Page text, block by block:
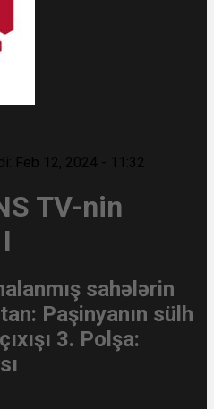
Feb 12, 2024 - 11:32
TV-nin
sahələrin
Paşinyanın sülh
3. Polşa: